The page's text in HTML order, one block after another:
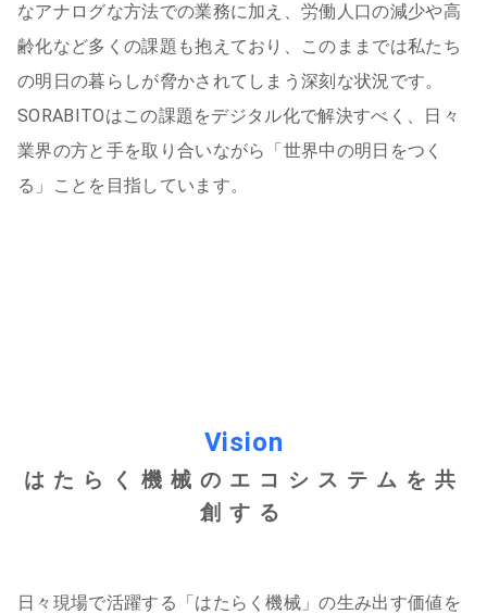
なアナログな方法での業務に加え、労働人口の減少や高
齢化など多くの課題も抱えており、このままでは私たち
の明日の暮らしが脅かされてしまう深刻な状況です。
SORABITOはこの課題をデジタル化で解決すべく、日々
業界の方と手を取り合いながら「世界中の明日をつく
る」ことを目指しています。
Vision
はたらく機械のエコシステムを共
創する
日々現場で活躍する「はたらく機械」の生み出す価値を